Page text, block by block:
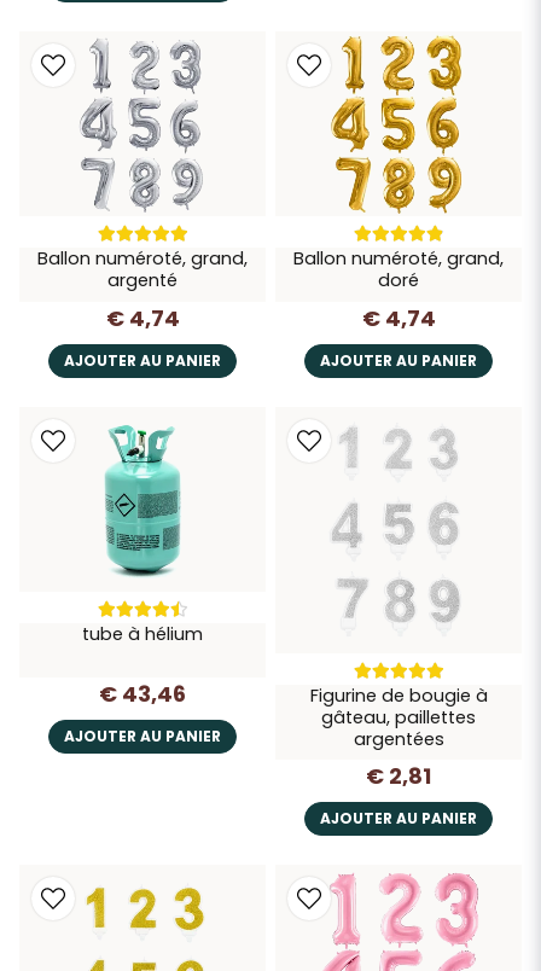
Ballon numéroté, grand,
argenté
€ 4,74
AJOUTER AU PANIER
Ballon numéroté, grand,
doré
€ 4,74
AJOUTER AU PANIER
tube à hélium
€ 43,46
AJOUTER AU PANIER
Figurine de bougie à
gâteau, paillettes
argentées
€ 2,81
AJOUTER AU PANIER